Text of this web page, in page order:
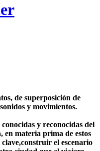
de superposición de
y movimientos.
y reconocidas del
en materia prima de estos
el escenario